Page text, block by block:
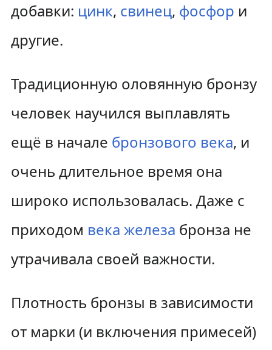
добавки: цинк, свинец, фосфор и
другие.
Традиционную оловянную бронзу
человек научился выплавлять
ещё в начале бронзового века, и
очень длительное время она
широко использовалась. Даже с
приходом века железа бронза не
утрачивала своей важности.
Плотность бронзы в зависимости
от марки (и включения примесей)